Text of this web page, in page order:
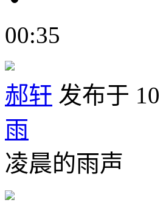
00:35
郝轩 发布于
雨
凌晨的雨声